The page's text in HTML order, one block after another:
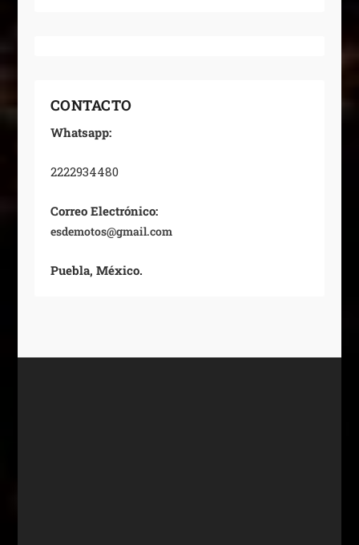
CONTACTO
Whatsapp:
2222934480
Correo Electrónico:
esdemotos@gmail.com
Puebla, México.